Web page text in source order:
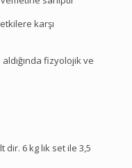
karşı
fizyolojik ve
dir. 6 kg lık set ile 3,5